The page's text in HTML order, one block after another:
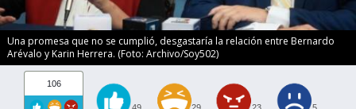
Una promesa que no se cumplió, desgastaría la relación entre Bernardo
Arévalo y Karin Herrera. (Foto: Archivo/Soy502)
106